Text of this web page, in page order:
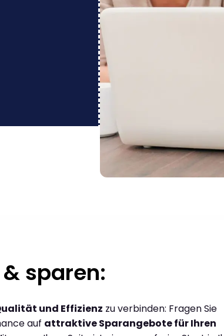
sparen:
und Effizienz zu verbinden: Fragen Sie
auf attraktive Sparangebote für Ihren